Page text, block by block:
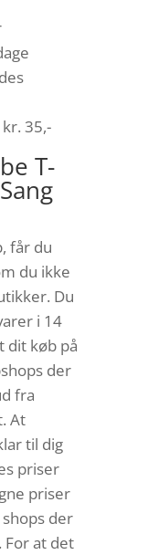
35,-
T-
får du
du ikke
Du
i 14
dit køb på
der
fra
At
til dig
priser
priser
der
at det